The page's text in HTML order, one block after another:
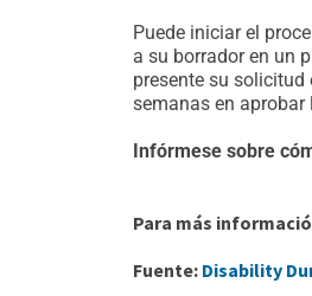
Puede iniciar el
a su borrador en un
presente su
semanas en
Infórmese sobre
Para más
Fuente: Disability